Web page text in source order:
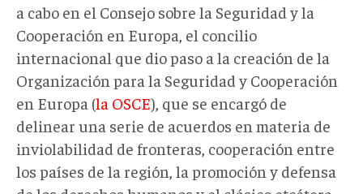
a cabo en el Consejo sobre la Seguridad y la
Cooperación en Europa, el concilio
internacional que dio paso a la creación de la
Organización para la Seguridad y Cooperación
en Europa (la OSCE), que se encargó de
delinear una serie de acuerdos en materia de
inviolabilidad de fronteras, cooperación entre
los países de la región, la promoción y defensa